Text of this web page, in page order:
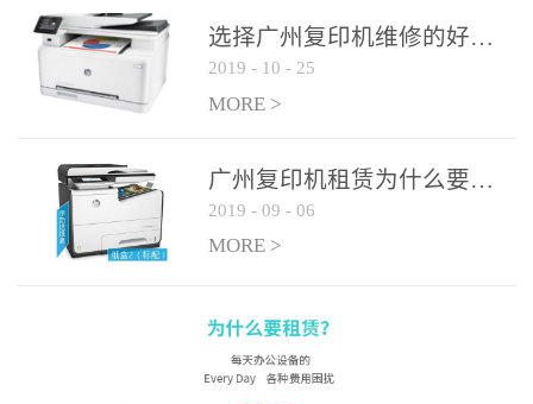
选择广州复印机维修的好处有哪些?
2019 - 10 - 25
MORE >
广州复印机租赁为什么要选大平台
2019 - 09 - 06
MORE >